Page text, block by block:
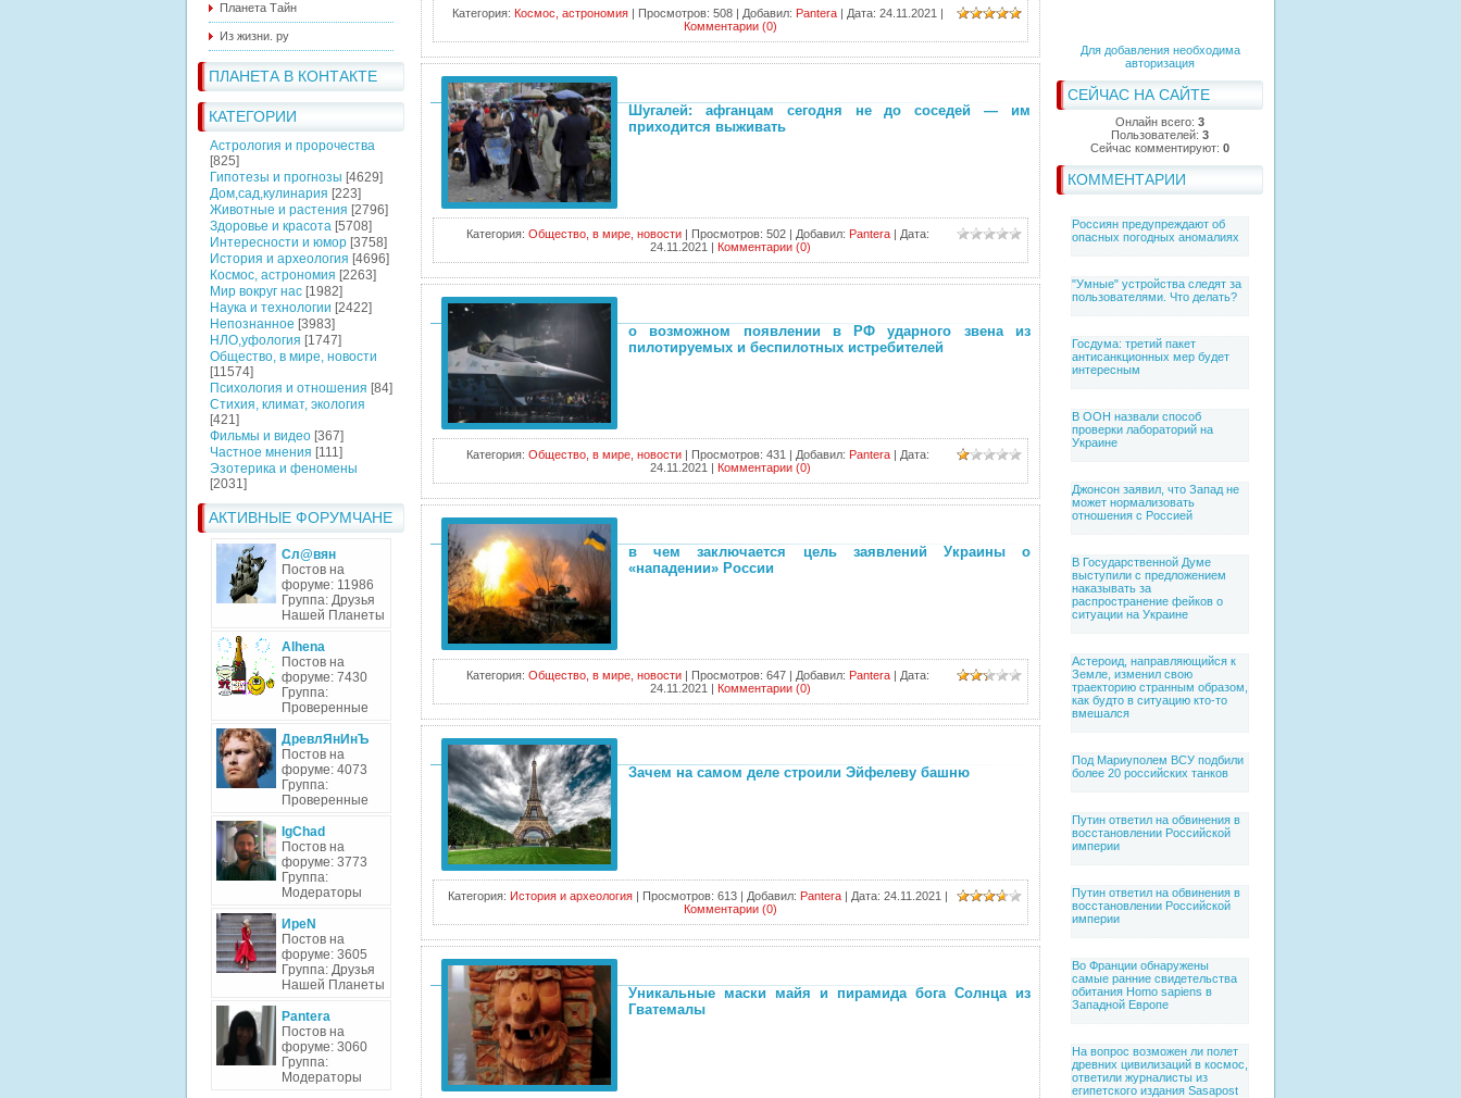
Планета Тайн
Из жизни. ру
ПЛАНЕТА В КОНТАКТЕ
КАТЕГОРИИ
Астрология и пророчества
[825]
Гипотезы и прогнозы [4629]
Дом,сад,кулинария [223]
Животные и растения [2796]
Здоровье и красота [5708]
Интересности и юмор [3758]
История и археология [4696]
Космос, астрономия [2263]
Мир вокруг нас [1982]
Наука и технологии [2422]
Непознанное [3983]
НЛО,уфология [1747]
Общество, в мире, новости
[11574]
Психология и отношения [84]
Стихия, климат, экология
[421]
Фильмы и видео [367]
Частное мнения [111]
Эзотерика и феномены
[2031]
АКТИВНЫЕ ФОРУМЧАНЕ
Сл@вян
Постов на
форуме: 11986
Группа: Друзья
Нашей Планеты
Alhena
Постов на
форуме: 7430
Группа:
Проверенные
ДревлЯнИнЪ
Постов на
форуме: 4073
Группа:
Проверенные
IgChad
Постов на
форуме: 3773
Группа:
Модераторы
ИреN
Постов на
форуме: 3605
Группа: Друзья
Нашей Планеты
Pantera
Постов на
форуме: 3060
Группа:
Модераторы
Для добавления необходима
авторизация
СЕЙЧАС НА САЙТЕ
Онлайн всего: 3
Пользователей: 3
Сейчас комментируют: 0
КОММЕНТАРИИ
Россиян предупреждают об
опасных погодных аномалиях
"Умные" устройства следят за
пользователями. Что делать?
Госдума: третий пакет
антисанкционных мер будет
интересным
В ООН назвали способ
проверки лабораторий на
Украине
Джонсон заявил, что Запад не
может нормализовать
отношения с Россией
В Государственной Думе
выступили с предложением
наказывать за
распространение фейков о
ситуации на Украине
Астероид, направляющийся к
Земле, изменил свою
траекторию странным образом,
как будто в ситуацию кто-то
вмешался
Под Мариуполем ВСУ подбили
более 20 российских танков
Путин ответил на обвинения в
восстановлении Российской
империи
Путин ответил на обвинения в
восстановлении Российской
империи
Во Франции обнаружены
самые ранние свидетельства
обитания Homo sapiens в
Западной Европе
На вопрос возможен ли полет
древних цивилизаций в космос,
ответили журналисты из
египетского издания Sasapost
Категория: Космос, астрономия | Просмотров: 508 | Добавил: Pantera | Дата: 24.11.2021 |
Комментарии (0)
Шугалей: афганцам сегодня не до соседей — им
приходится выживать
Категория: Общество, в мире, новости | Просмотров: 502 | Добавил: Pantera | Дата:
24.11.2021 | Комментарии (0)
о возможном появлении в РФ ударного звена из
пилотируемых и беспилотных истребителей
Категория: Общество, в мире, новости | Просмотров: 431 | Добавил: Pantera | Дата:
24.11.2021 | Комментарии (0)
в чем заключается цель заявлений Украины о
«нападении» России
Категория: Общество, в мире, новости | Просмотров: 647 | Добавил: Pantera | Дата:
24.11.2021 | Комментарии (0)
Зачем на самом деле строили Эйфелеву башню
Категория: История и археология | Просмотров: 613 | Добавил: Pantera | Дата: 24.11.2021 |
Комментарии (0)
Уникальные маски майя и пирамида бога Солнца из
Гватемалы